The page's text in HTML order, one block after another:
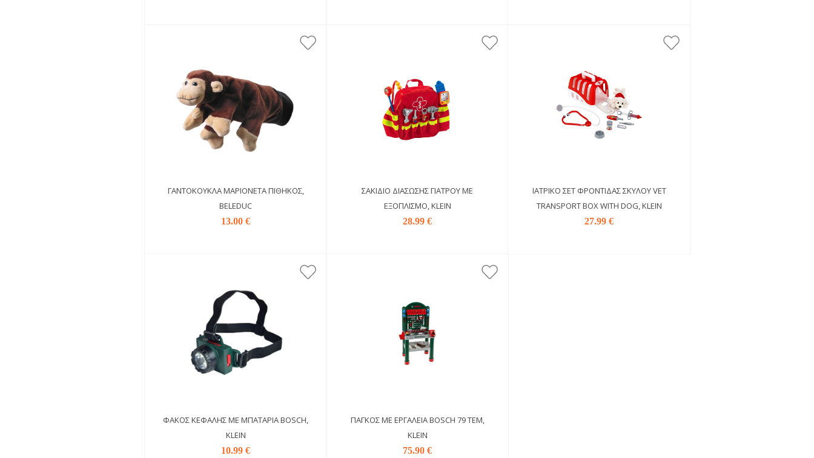
ΓΑΝΤΌΚΟΥΚΛΑ ΜΑΡΙΟΝΈΤΑ ΠΊΘΗΚΟΣ,
BELEDUC
13.00 €
ΣΑΚΊΔΙΟ ΔΙΆΣΩΣΗΣ ΓΙΑΤΡΟΎ ΜΕ
ΕΞΟΠΛΙΣΜΌ, KLEIN
28.99 €
ΙΑΤΡΙΚΌ ΣΕΤ ΦΡΟΝΤΊΔΑΣ ΣΚΎΛΟΥ VET
TRANSPORT BOX WITH DOG, KLEIN
27.99 €
ΦΑΚΌΣ ΚΕΦΑΛΉΣ ΜΕ ΜΠΑΤΑΡΊΑ BOSCH,
KLEIN
10.99 €
ΠΆΓΚΟΣ ΜΕ ΕΡΓΑΛΕΊΑ BOSCH 79 ΤΕΜ,
KLEIN
75.90 €